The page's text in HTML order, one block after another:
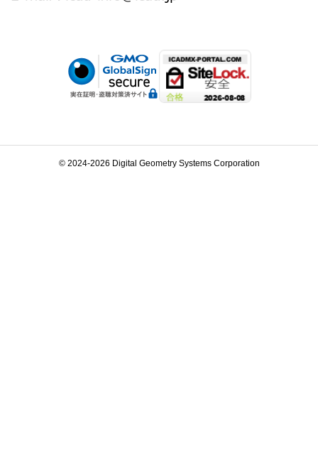
© 2024-2026 Digital Geometry Systems Corporation